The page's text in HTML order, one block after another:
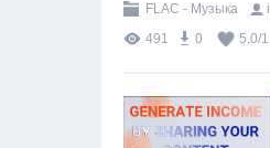
FLAC - Музыка
491
0 5.0/1